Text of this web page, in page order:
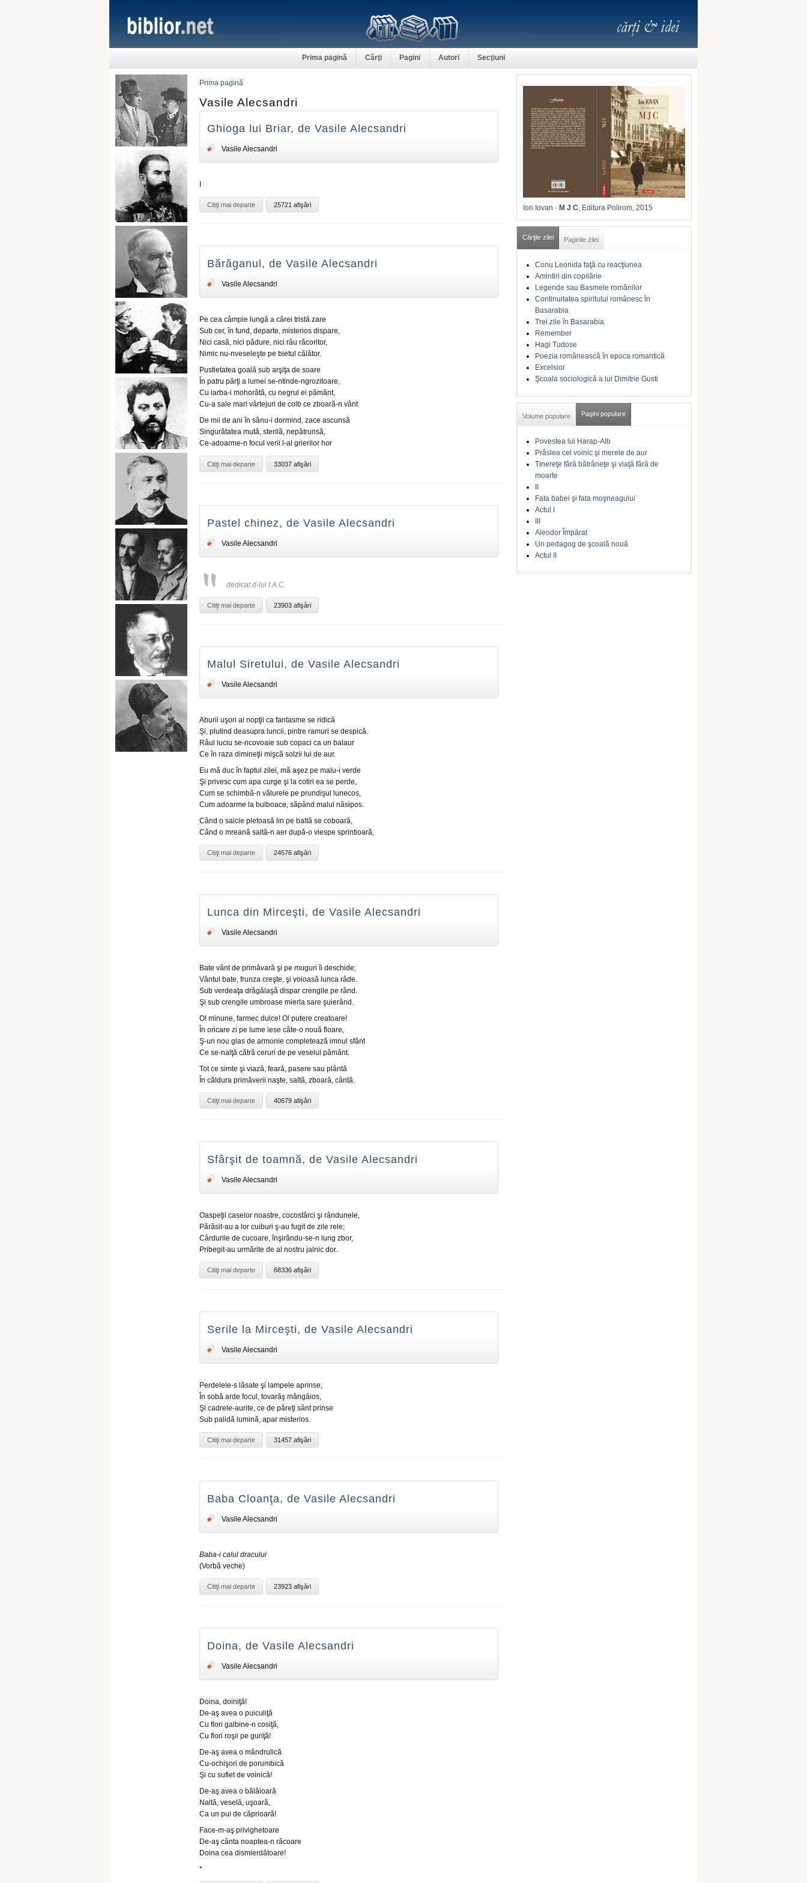
Prima pagină Cărţi Pagini Autori Secţiuni
Prima pagină
Vasile Alecsandri
Ghioga lui Briar, de Vasile Alecsandri
Vasile Alecsandri
Citiţi mai departe 25721 afişări
Bărăganul, de Vasile Alecsandri
Vasile Alecsandri
Pe cea câmpie lungă a cărei tristă zare
Sub cer, în fund, departe, misterios dispare,
Nici casă, nici pădure, nici râu răcoritor,
Nimic nu-nveseleşte pe bietul călător.
Pustietatea goală sub arşiţa de soare
În patru părţi a lumei se-ntinde-ngrozitoare,
Cu iarba-i mohorâtă, cu negrul ei pământ,
Cu-a sale mari vârtejuri de colb ce zboară-n vânt
De mii de ani în sânu-i dormind, zace ascunsă
Singurătatea mută, sterilă, nepătrunsă,
Ce-adoarme-n focul verii l-al grierilor hor
Citiţi mai departe 33037 afişări
Pastel chinez, de Vasile Alecsandri
Vasile Alecsandri
dedicat d-lui I.A.C.
Citiţi mai departe 23903 afişări
Malul Siretului, de Vasile Alecsandri
Vasile Alecsandri
Aburii uşori ai nopţii ca fantasme se ridică
Şi, plutind deasupra luncii, pintre ramuri se despică.
Râul luciu se-ncovoaie sub copaci ca un balaur
Ce în raza dimineţii mişcă solzii lui de aur.
Eu mă duc în faptul zilei, mă aşez pe malu-i verde
Şi privesc cum apa curge şi la cotiri ea se perde,
Cum se schimbă-n vălurele pe prundişul lunecos,
Cum adoarme la bulboace, săpând malul năsipos.
Când o salcie pletoasă lin pe baltă se coboară,
Când o mreană saltă-n aer după-o viespe sprintioară,
Citiţi mai departe 24576 afişări
Lunca din Mirceşti, de Vasile Alecsandri
Vasile Alecsandri
Bate vânt de primăvară şi pe muguri îi deschide;
Vântul bate, frunza creşte, şi voioasă lunca râde.
Sub verdeaţa drăgălaşă dispar crengile pe rând.
Şi sub crengile umbroase mierla sare şuierând.
O! minune, farmec dulce! O! putere creatoare!
În oricare zi pe lume iese câte-o nouă floare,
Ş-un nou glas de armonie completează imnul sfânt
Ce se-nalţă cătră ceruri de pe veselul pământ.
Tot ce simte şi viază, feară, pasere sau plântă
În căldura primăverii naşte, saltă, zboară, cântă.
Citiţi mai departe 40679 afişări
Sfârşit de toamnă, de Vasile Alecsandri
Vasile Alecsandri
Oaspeţii caselor noastre, cocostârci şi rândunele,
Părăsit-au a lor cuiburi ş-au fugit de zile rele;
Cârdurile de cucoare, înşirându-se-n lung zbor,
Pribegit-au urmărite de al nostru jalnic dor.
Citiţi mai departe 68336 afişări
Serile la Mirceşti, de Vasile Alecsandri
Vasile Alecsandri
Perdelele-s lăsate şi lampele aprinse;
În sobă arde focul, tovarăş mângăios,
Şi cadrele-aurite, ce de păreţi sânt prinse
Sub palidă lumină, apar misterios.
Citiţi mai departe 31457 afişări
Baba Cloanţa, de Vasile Alecsandri
Vasile Alecsandri
Baba-i calul dracului
(Vorbă veche)
Citiţi mai departe 23923 afişări
Doina, de Vasile Alecsandri
Vasile Alecsandri
Doina, doiniţă!
De-aş avea o puiculiţă
Cu flori galbine-n cosiţă,
Cu flori roşii pe guriţă!
De-aş avea o mândrulică
Cu-ochişori de porumbică
Şi cu suflet de voinică!
De-aş avea o bălăioară
Naltă, veselă, uşoară,
Ca un pui de căprioară!
Face-m-aş privighetoare
De-aş cânta noaptea-n răcoare
Doina cea dismierdătoare!
*
Ion Iovan - M J C, Editura Polirom, 2015
Cărţile zilei Paginile zilei
Conu Leonida faţă cu reacţiunea
Amintiri din copilărie
Legende sau Basmele românilor
Continuitatea spiritului românesc în
Basarabia
Trei zile în Basarabia
Remember
Hagi Tudose
Poezia românească în epoca romantică
Excelsior
Şcoala sociologică a lui Dimitrie Gusti
Volume populare Pagini populare
Povestea lui Harap-Alb
Prâslea cel voinic şi merele de aur
Tinereţe fără bătrâneţe şi viaţă fără de
moarte
II
Fata babei şi fata moşneagului
Actul I
III
Aleodor Împărat
Un pedagog de şcoală nouă
Actul II